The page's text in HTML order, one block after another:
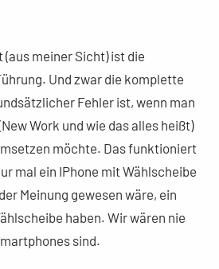
meiner Sicht) ist die
Und zwar die komplette
Fehler ist, wenn man
Work und wie das alles heißt)
möchte. Das funktioniert
mal ein IPhone mit Wählscheibe
Meinung gewesen wäre, ein
haben. Wir wären nie
sind.